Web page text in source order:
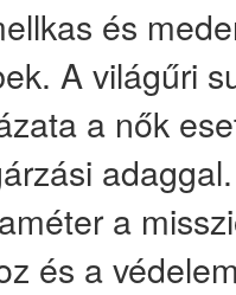
és
A világűri
a nők
a
és a